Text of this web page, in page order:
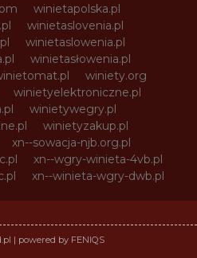
winietapolska.pl
winietaslovenia.pl
winietaslowenia.pl
winietasłowenia.pl
winiety.org
winietyelektroniczne.pl
winietywegry.pl
winietyzakup.pl
xn--sowacja-njb.org.pl
xn--wgry-winieta-4vb.pl
xn--winieta-wgry-dwb.pl
| powered by FENIQS